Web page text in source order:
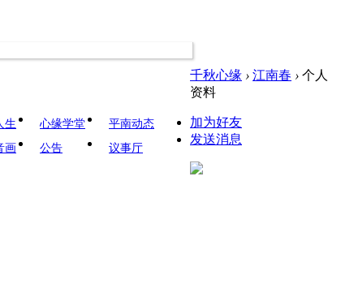
生 心缘学堂
平南动态
画
公告 议事厅
千秋心缘 › 江南春 › 个人
资料
加为好友
发送消息